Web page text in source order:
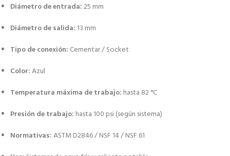
Diámetro de entrada:25 mm
Diámetro de salida: 13 mm
Tipo de conexión: Cementar / Socket
Color:Azul
Temperatura máxima de trabajo: hasta 82 °C
Presión de trabajo: hasta 100 psi (según sistema)
Normativas:ASTM D2846 / NSF 14 / NSF 61